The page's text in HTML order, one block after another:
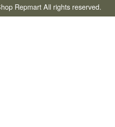
Repmart All rights reserved.